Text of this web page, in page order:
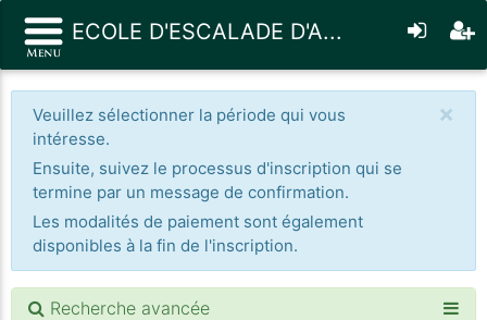
ECOLE D'ESCALADE D'A...
×
Veuillez sélectionner la période qui vous
intéresse.
Ensuite, suivez le processus d'inscription qui se
termine par un message de confirmation.
Les modalités de paiement sont également
disponibles à la fin de l'inscription.
Recherche avancée